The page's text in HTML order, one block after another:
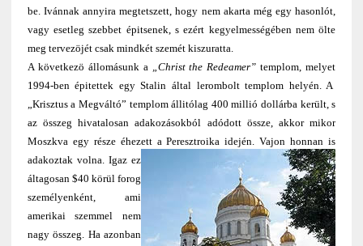
be. Ivánnak annyira megtetszett, hogy nem akarta még egy hasonlót,
vagy esetleg szebbet épitsenek, s ezért kegyelmességében nem ölte
meg tervezöjét csak mindkét szemét kiszuratta.
A következö állomásunk a„Christ the Redeamer” templom, melyet
1994-ben épitettek egy Stalin által lerombolt templom helyén. A
„Krisztus a Megváltó” templom állitólag 400 millió dollárba került, s
az összeg hivatalosan adakozásokból adódott össze, akkor mikor
Moszkva egy része éhezett aPeresztroika idején. Vajon honnan is
adakoztak volna. Igaz ez
áltagosan $40 körül forog
személyenként, ami
amerikai szemmel nem
nagy összeg. Ha azonban